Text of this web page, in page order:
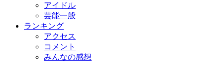
アイドル
芸能一般
ランキング
アクセス
コメント
みんなの感想